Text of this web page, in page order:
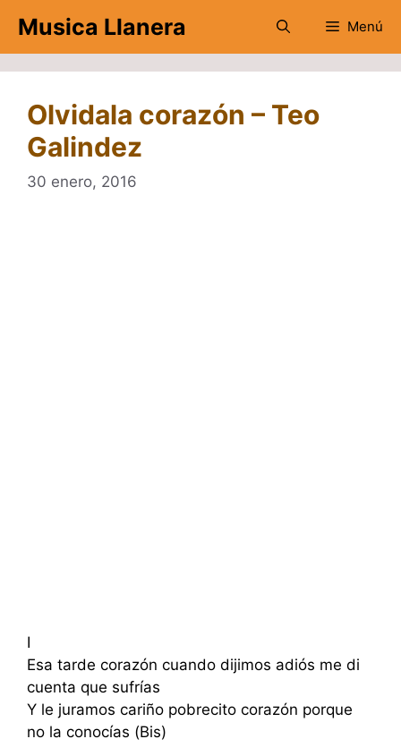
contenido
Musica Llanera Menú
Olvidala corazón – Teo
Galindez
30 enero, 2016
I
Esa tarde corazón cuando dijimos adiós me di
cuenta que sufrías
Y le juramos cariño pobrecito corazón porque
no la conocías (Bis)